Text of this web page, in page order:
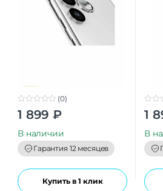
0
t
o
f
5
(0)
1 899 ₽
В наличии
Гарантия 12 месяцев
Купить в 1 клик
0
t
o
f
5
1
В